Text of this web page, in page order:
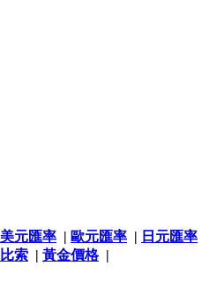
美元匯率 | 歐元匯率 | 日元匯率
比索 | 黃金價格|